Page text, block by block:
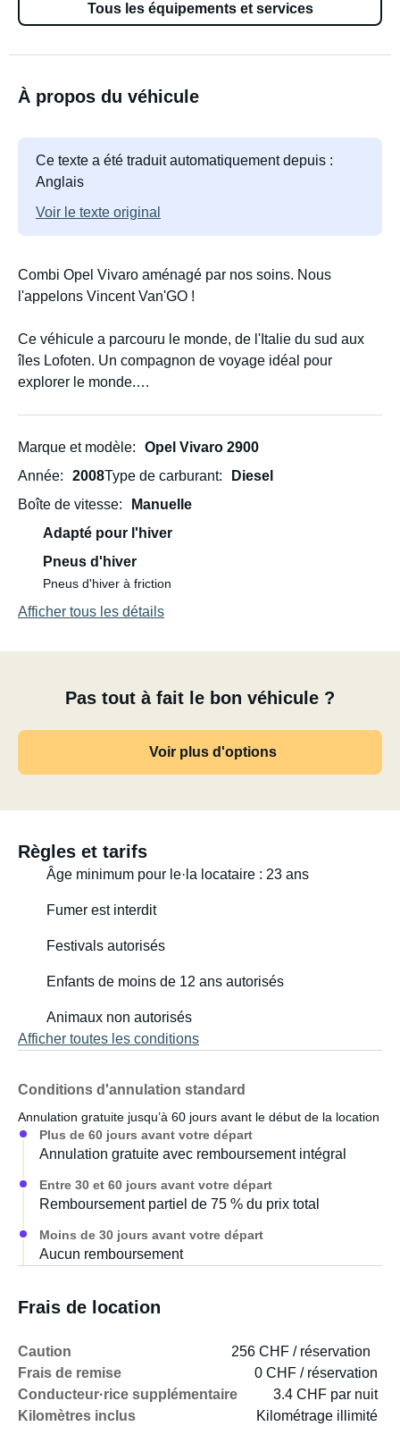
Tous les équipements et services
À propos du véhicule
Ce texte a été traduit automatiquement depuis :
Anglais
Voir le texte original
Combi Opel Vivaro aménagé par nos soins. Nous
l'appelons Vincent Van'GO !
Ce véhicule a parcouru le monde, de l'Italie du sud aux
îles Lofoten. Un compagnon de voyage idéal pour
explorer le monde.
de Sola et vous conduire jusqu'au véhicule (600 NOK).
Marque et modèle
Opel Vivaro 2900
Année
2008Type de carburant
Diesel
Boîte de vitesse
Manuelle
Adapté pour l'hiver
Pneus d'hiver
Pneus d'hiver à friction
Afficher tous les détails
Pas tout à fait le bon véhicule ?
Voir plus d'options
Règles et tarifs
Âge minimum pour le·la locataire : 23 ans
Fumer est interdit
Festivals autorisés
Enfants de moins de 12 ans autorisés
Animaux non autorisés
Afficher toutes les conditions
Conditions d'annulation standard
Annulation gratuite jusqu’à 60 jours avant le début de la location
Plus de 60 jours avant votre départ
Annulation gratuite avec remboursement intégral
Entre 30 et 60 jours avant votre départ
Remboursement partiel de 75 % du prix total
Moins de 30 jours avant votre départ
Aucun remboursement
Frais de location
Caution
256 CHF / réservation
Frais de remise
0 CHF / réservation
Conducteur·rice supplémentaire
3.4 CHF par nuit
Kilomètres inclus
Kilométrage illimité